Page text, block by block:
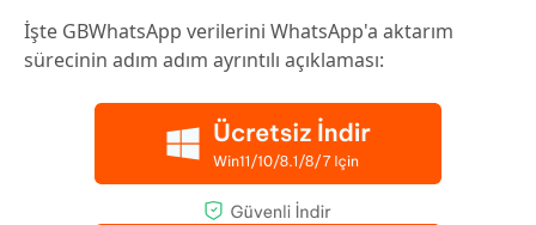
İşte GBWhatsApp verilerini WhatsApp'a aktarım
sürecinin adım adım ayrıntılı açıklaması: